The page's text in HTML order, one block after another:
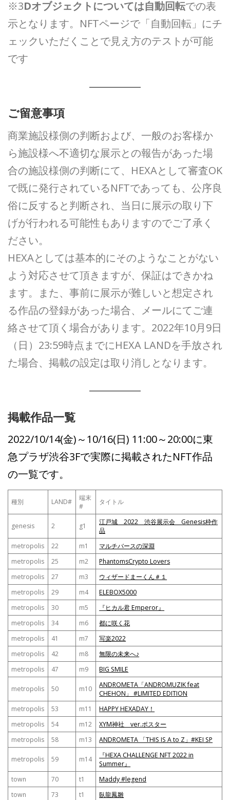
※3Dオブジェクトについては自動回転での表
示となります。NFTページで「自動回転」にチ
ェックいただくことで見え方のテストが可能
です
ご留意事項
商業施設様側の判断および、一般のお客様か
ら施設様へ不適切な展示との報告があった場
合の施設様側の判断にて、HEXAとして審査OK
で既に発行されているNFTであっても、公序良
俗に反すると判断され、当日に展示の取り下
げが行われる可能性もありますのでご了承く
ださい。
HEXAとしては基本的にそのようなことがない
よう対応させて頂きますが、保証はできかね
ます。また、事前に展示が難しいと想定され
る作品の登録があった場合、メールにてご連
絡させて頂く場合があります。2022年10月9日
（日）23:59時点までにHEXA LANDを手放され
た場合、掲載の設定は取り消しとなります。
掲載作品一覧
2022/10/14(金)～10/16(日) 11:00～20:00に東
急プラザ渋谷3Fで実際に掲載されたNFT作品
の一覧です。
種別 LAND#
端末
#
タイトル
genesis 2 g1
江戸城 2022 渋谷展示会 Genesis枠作
品
metropolis
22 m1
マルチバースの深淵
metropolis
25 m2
PhantomsCrypto Lovers
metropolis
27 m3
ウィザードまーくん＃１
metropolis
29 m4
ELEBOX5000
metropolis
30 m5
『ヒカル君 Emperor』
metropolis
34 m6
都に咲く花
metropolis
41 m7
写楽2022
metropolis
42 m8
無限の未来へ♪
metropolis
47 m9 BIG SMILE
metropolis 50 m10
ANDROMETA「ANDROMUZIK feat
CHEHON」 #LIMITED EDITION
metropolis
53 m11
HAPPY HEXADAY！
metropolis
54 m12
XYM神社 ver.ポスター
metropolis
58 m13 ANDROMETA 「THIS IS A to Z」#KEI SP
metropolis 59 m14
『HEXA CHALLENGE NFT 2022 in
Summer』
town
70 t1
Maddy #legend
town
73 t1
臥龍鳳雛